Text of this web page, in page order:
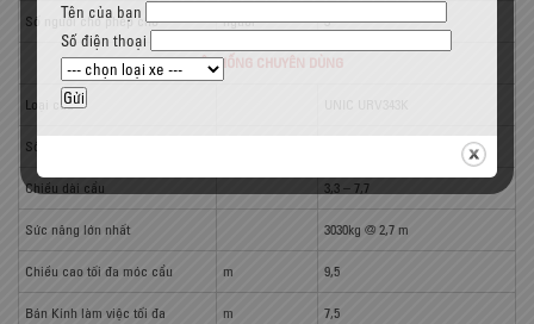
Số người cho phép chở người 3
HỆ THỐNG CHUYÊN DÙNG
Loại cẩu
Số đoạn
Chiều dài cẩu 3,3 – 7,7
Sức nâng lớn nhất 3030kg @ 2,7 m
Chiều cao tối đa móc cẩu m 9,5
Bán Kính làm việc tối đa m 7,5
Tên của bạn
Số điện thoại